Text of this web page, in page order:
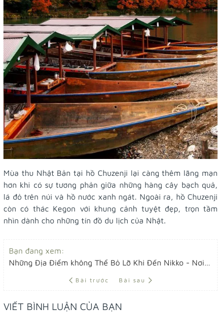
Mùa thu Nhật Bản tại hồ Chuzenji lại càng thêm lãng mạn
hơn khi có sự tương phản giữa những hàng cây bạch quả,
lá đỏ trên núi và hồ nước xanh ngát. Ngoài ra, hồ Chuzenji
còn có thác Kegon với khung cảnh tuyệt đẹp, trọn tầm
nhìn dành cho những tín đồ du lịch của Nhật.
Bạn đang xem:
Những Địa Điểm không Thể Bỏ Lỡ Khi Đến Nikko - Nơi đại diện cho vẻ đẹp mùa thu vùng Kanto (Nhật Bản)
Bài trước Bài sau
VIẾT BÌNH LUẬN CỦA BẠN